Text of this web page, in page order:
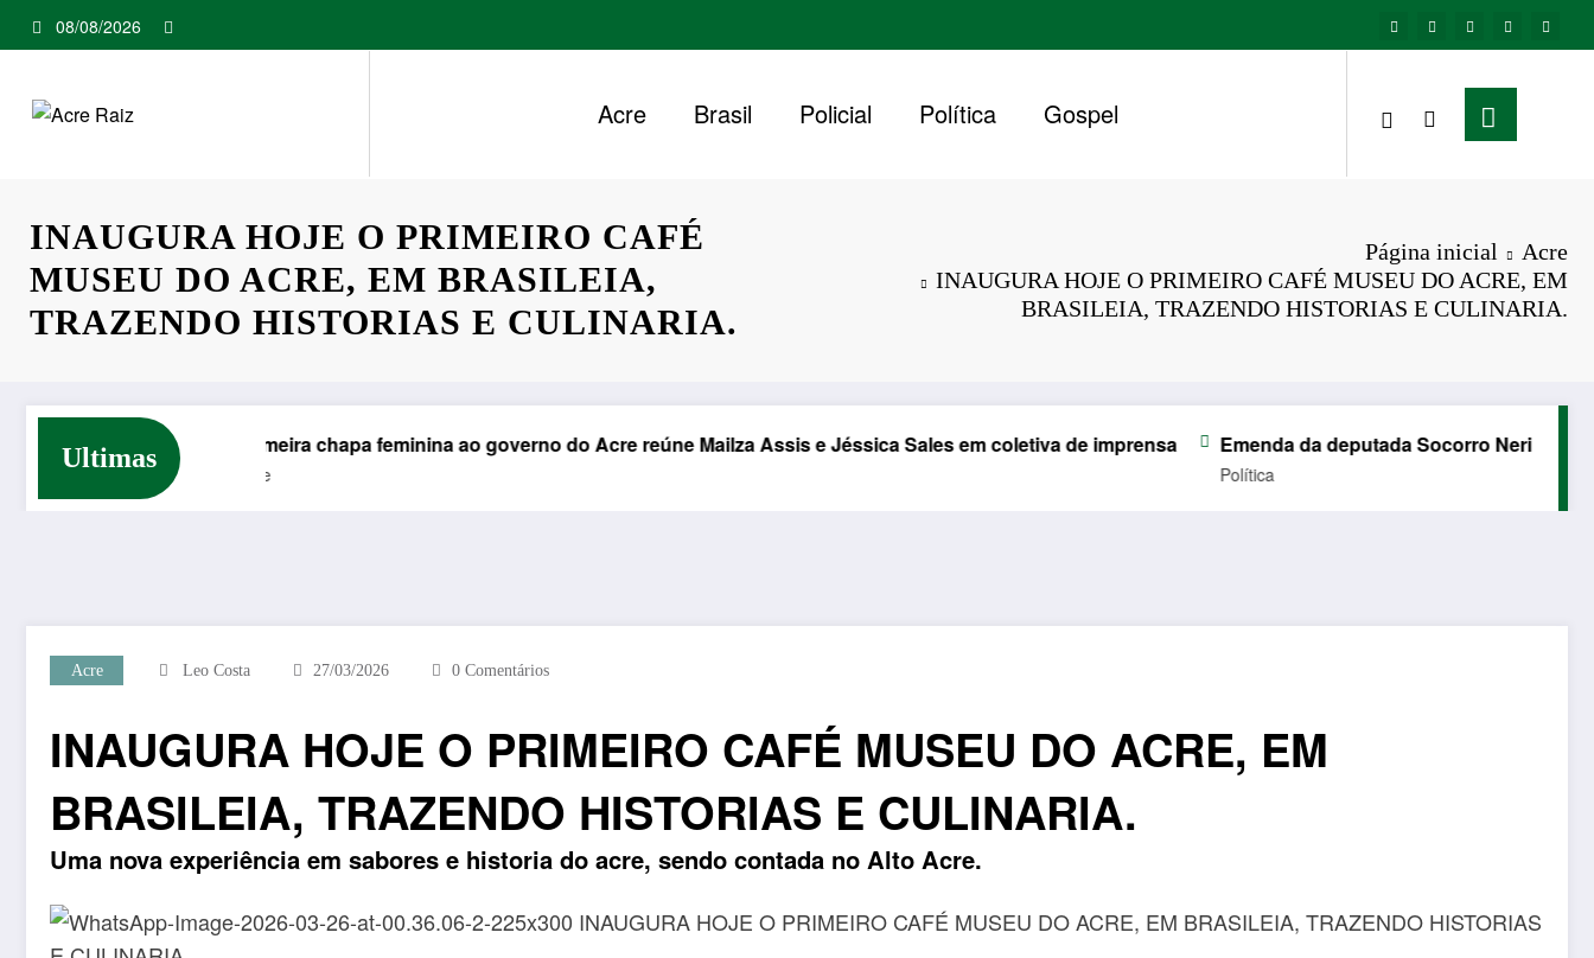
para
conteúdo
08/08/2026
Acre Brasil Policial Política Gospel
INAUGURA HOJE O PRIMEIRO CAFÉ
MUSEU DO ACRE, EM BRASILEIA,
TRAZENDO HISTORIAS E CULINARIA.
Página inicial
Acre
INAUGURA HOJE O PRIMEIRO CAFÉ MUSEU DO ACRE, EM
BRASILEIA, TRAZENDO HISTORIAS E CULINARIA.
Ultimas
e rodeios Primeira chapa feminina ao governo do Acre reúne Mailza Assis e Jéssica Sales em coletiva de imprensa
Acre
Emenda da deputada Socorro Neri garante
Acre Leo Costa 27/03/2026 0 Comentários
INAUGURA HOJE O PRIMEIRO CAFÉ MUSEU DO ACRE, EM
BRASILEIA, TRAZENDO HISTORIAS E CULINARIA.
Uma nova experiência em sabores e historia do acre, sendo contada no Alto Acre.